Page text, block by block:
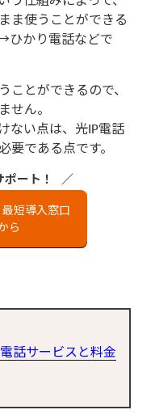
ま使うことができる
ひかり電話などで
ことができるので、
せん。
ない点は、光IP電話
要である点です。
ート！
最短導入窓口
ら
話サービスと料金